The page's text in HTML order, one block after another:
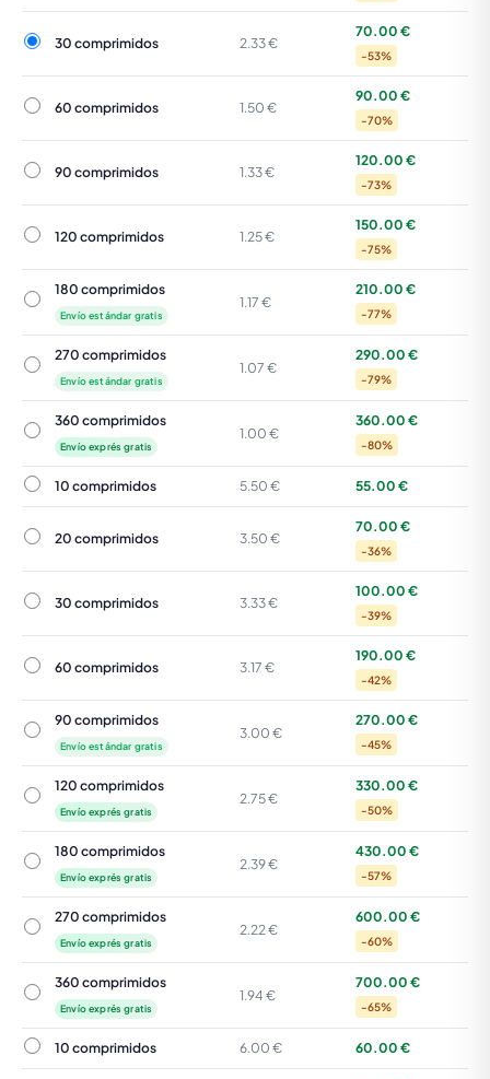
30 comprimidos
30 comprimidos 2.33 €
70.00 €
-53%
60 comprimidos
60 comprimidos 1.50 €
90.00 €
-70%
90 comprimidos
90 comprimidos 1.33 €
120.00 €
-73%
120 comprimidos
120 comprimidos 1.25 €
150.00 €
-75%
180 comprimidos
180 comprimidos
Envío estándar gratis
1.17 €
210.00 €
-77%
270 comprimidos
270 comprimidos
Envío estándar gratis
1.07 €
290.00 €
-79%
360 comprimidos
360 comprimidos
Envío exprés gratis
1.00 €
360.00 €
-80%
10 comprimidos
10 comprimidos 5.50 € 55.00 €
20 comprimidos
20 comprimidos 3.50 €
70.00 €
-36%
30 comprimidos
30 comprimidos 3.33 €
100.00 €
-39%
60 comprimidos
60 comprimidos 3.17 €
190.00 €
-42%
90 comprimidos
90 comprimidos
Envío estándar gratis
3.00 €
270.00 €
-45%
120 comprimidos
120 comprimidos
Envío exprés gratis
2.75 €
330.00 €
-50%
180 comprimidos
180 comprimidos
Envío exprés gratis
2.39 €
430.00 €
-57%
270 comprimidos
270 comprimidos
Envío exprés gratis
2.22 €
600.00 €
-60%
360 comprimidos
360 comprimidos
Envío exprés gratis
1.94 €
700.00 €
-65%
10 comprimidos
10 comprimidos 6.00 € 60.00 €